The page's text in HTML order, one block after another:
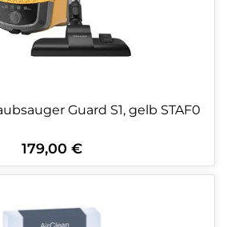
Guard S1, gelb STAF0
Regulärer Preis:
179,00 €